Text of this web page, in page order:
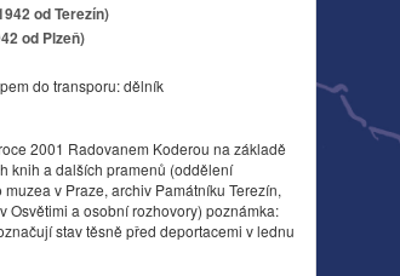
od Terezín)
od Plzeň)
do transporu: dělník
2001 Radovanem Koderou na základě
knih a dalších pramenů (oddělení
v Praze, archiv Památníku Terezín,
Osvětimi a osobní rozhovory) poznámka:
stav těsně před deportacemi v lednu